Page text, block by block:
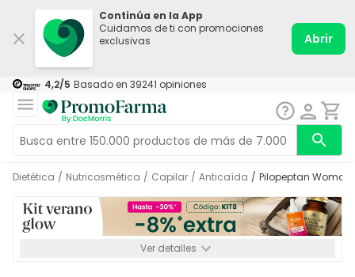
Continúa en la App
Cuidamos de ti con promociones
exclusivas
Abrir
4,2/5 Basado en 39241 opiniones
Dietética / Nutricosmética / Capilar / Anticaída / Pilopeptan
Ver detalles